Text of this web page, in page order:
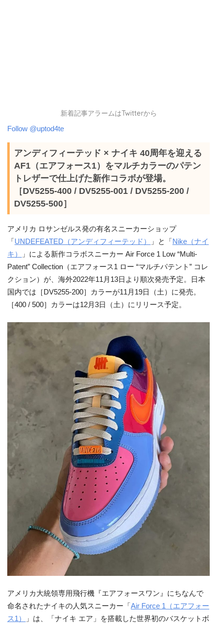
新着記事アラームはTwitterから
Follow @uptod4te
アンディフィーテッド × ナイキ 40周年を迎える
AF1（エアフォース1）をマルチカラーのパテン
トレザーで仕上げた新作コラボが登場。
［DV5255-400 / DV5255-001 / DV5255-200 /
DV5255-500］
アメリカ ロサンゼルス発の有名スニーカーショップ
「 UNDEFEATED（アンディフィーテッド） 」と「 Nike（ナイ
キ）
」による新作コラボスニーカー Air Force 1 Low “Multi-
Patent” Collection（エアフォース1 ロー “マルチパテント” コレ
クション）が、海外2022年11月13日より順次発売予定。日本
国内では［DV5255-200］カラーが11月19日（土）に発売。
［400 / 500］カラーは12月3日（土）にリリース予定。
アメリカ大統領専用飛行機『エアフォースワン』にちなんで
命名されたナイキの人気スニーカー「Air Force 1（エアフォー
ス1）
」は、「ナイキ エア」を搭載した世界初のバスケットボ